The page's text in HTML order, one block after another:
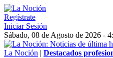
Regístrate
Iniciar Sesión
Sábado, 08 de Agosto de 2026 -
La Noción | Destacados